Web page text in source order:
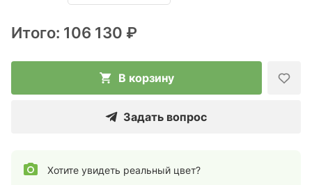
Итого: 106 130 ₽
В корзину
Задать вопрос
Хотите увидеть реальный цвет?